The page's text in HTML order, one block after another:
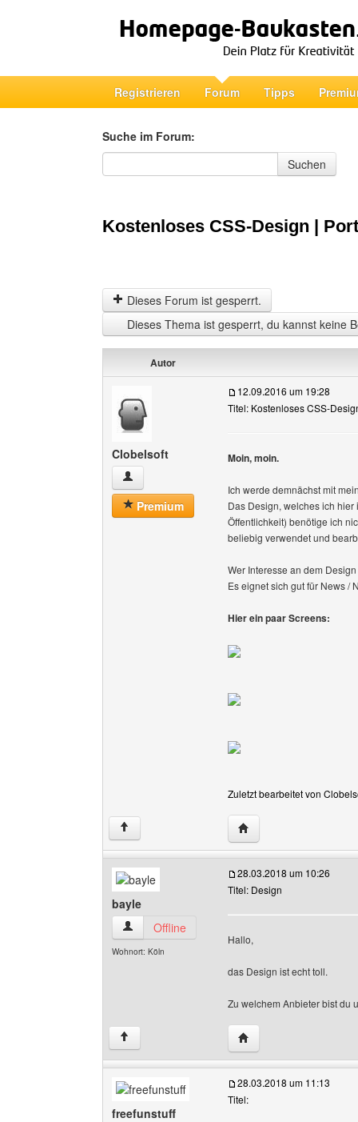
Registrieren Forum Tipps
Suche im Forum:
Suche im Forum
Suchen
Kostenloses CSS-Design |
Dieses Forum ist gesperrt.
Dieses Thema ist gesperrt, du kannst keine
Autor
Clobelsoft
Clobelsoft Benutzer-Profile anzeigen
Premium
12.09.2016 um 19:28
Titel: Kostenloses CSS-
Moin, moin.
Ich werde demnächst mit
Das Design, welches ich
Öffentlichkeit) benötige ich
beliebig verwendet und
Wer Interesse an dem
Es eignet sich gut für News /
Hier ein paar Screens:
Zuletzt bearbeitet von
↑ Website dieses
bayle
bayle Benutzer-Profile anzeigen
Offline
Wohnort: Köln
28.03.2018 um 10:26
Titel: Design
Hallo,
das Design ist echt toll.
Zu welchem Anbieter bist du
↑ Website dieses
freefunstuff
28.03.2018 um 11:13
Titel: